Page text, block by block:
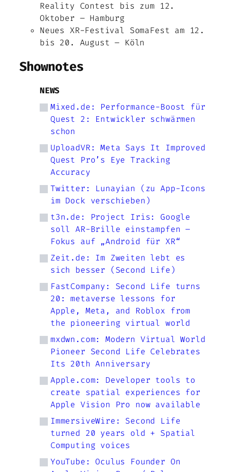
Reality Contest bis zum 12.
Oktober – Hamburg
Neues XR-Festival SomaFest am 12.
bis 20. August – Köln
Shownotes
NEWS
Mixed.de: Performance-Boost für
Quest 2: Entwickler schwärmen
schon
UploadVR: Meta Says It Improved
Quest Pro’s Eye Tracking
Accuracy
Twitter: Lunayian (zu App-Icons
im Dock verschieben)
t3n.de: Project Iris: Google
soll AR-Brille einstampfen –
Fokus auf „Android für XR“
Zeit.de: Im Zweiten lebt es
sich besser (Second Life)
FastCompany: Second Life turns
20: metaverse lessons for
Apple, Meta, and Roblox from
the pioneering virtual world
mxdwn.com: Modern Virtual World
Pioneer Second Life Celebrates
Its 20th Anniversary
Apple.com: Developer tools to
create spatial experiences for
Apple Vision Pro now available
ImmersiveWire: Second Life
turned 20 years old + Spatial
Computing voices
YouTube: Oculus Founder On